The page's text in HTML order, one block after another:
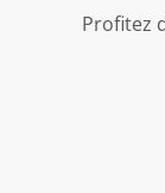
Profitez